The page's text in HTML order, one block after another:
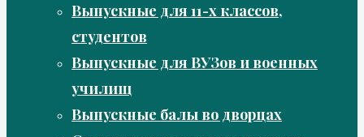
Выпускные для 11-х классов,
студентов
Выпускные для ВУЗов и военных
училищ
Выпускные балы во дворцах